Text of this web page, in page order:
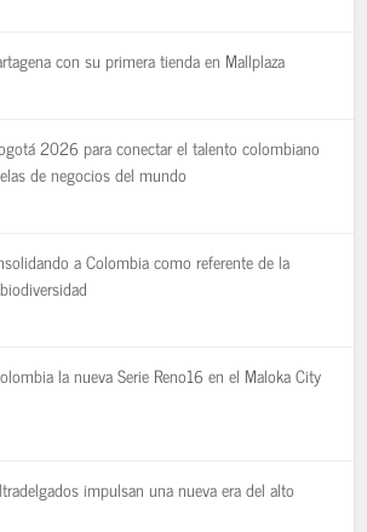
con su primera tienda en Mallplaza
2026 para conectar el talento colombiano
de negocios del mundo
a Colombia como referente de la
la nueva Serie Reno16 en el Maloka City
impulsan una nueva era del alto